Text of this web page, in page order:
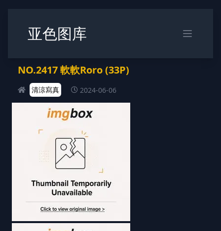
亚色图库
NO.2417 軟軟Roro (33P)
清涼寫真 2024-06-06